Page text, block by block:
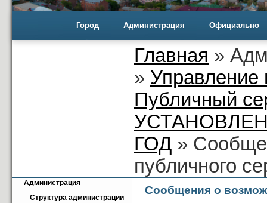
Город Администрация Официально
Главная »
» Управление
Публичный
ГОД »
публичного
Администрация
Структура администрации
Сообщения о